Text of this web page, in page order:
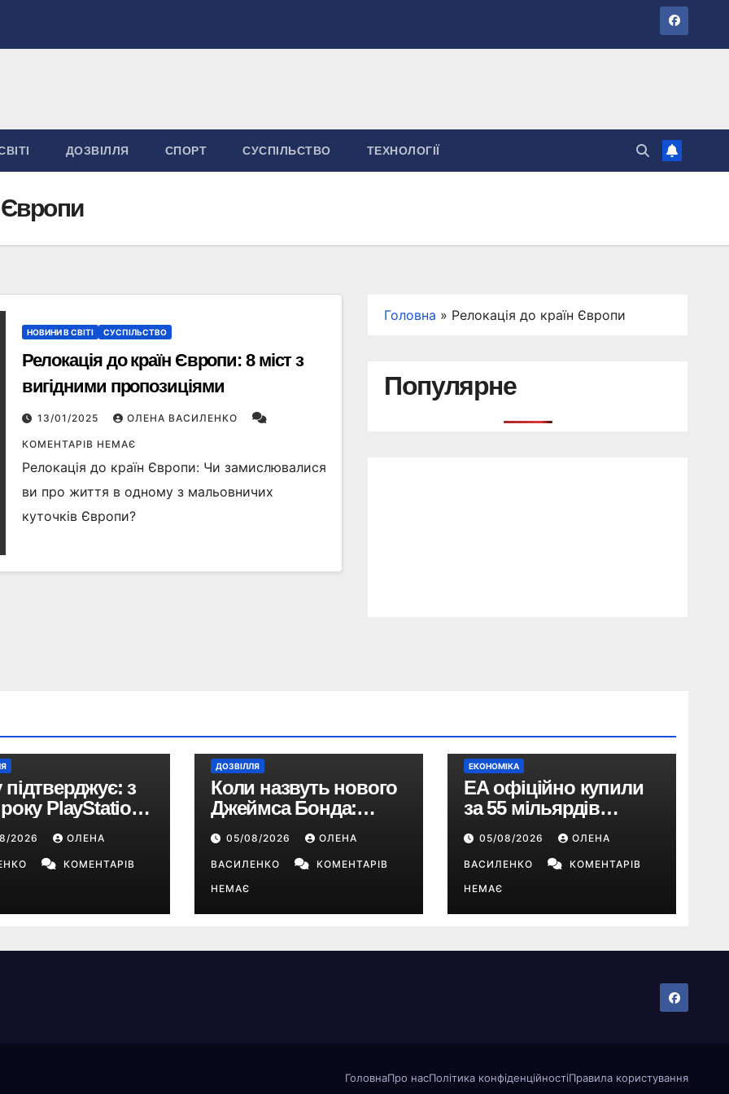
ДОЗВІЛЛЯ СПОРТ СУСПІЛЬСТВО ТЕХНОЛОГІЇ
Європи
НОВИНИ В СВІТІ СУСПІЛЬСТВО
Релокація до країн Європи: 8 міст з
вигідними пропозиціями
13/01/2025 ОЛЕНА ВАСИЛЕНКО
КОМЕНТАРІВ НЕМАЄ
Релокація до країн Європи: Чи замислювалися
ви про життя в одному з мальовничих
куточків Європи?
Головна » Релокація до країн Європи
Популярне
з
PlayStation
виключно на
ігри
2026 ОЛЕНА
КОМЕНТАРІВ
ДОЗВІЛЛЯ
Коли назвуть нового
Джеймса Бонда:
продюсери
повідомили про
терміни кастингу
05/08/2026 ОЛЕНА
ВАСИЛЕНКО
КОМЕНТАРІВ
НЕМАЄ
ЕКОНОМІКА
EA офіційно купили
за 55 мільярдів
доларів: що буде з EA
Sports FC, Battlefield і
The Sims
05/08/2026 ОЛЕНА
ВАСИЛЕНКО
КОМЕНТАРІВ
НЕМАЄ
ГоловнаПро насПолітика конфіденційностіПравила користування